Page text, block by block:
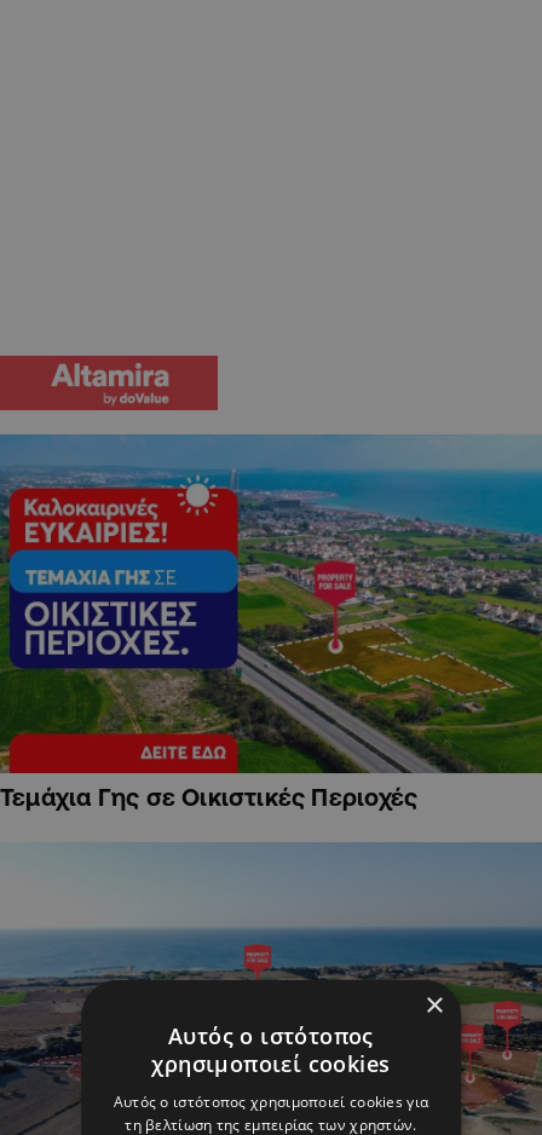
Τεμάχια Γης σε Οικιστικές Περιοχές
×
Αυτός ο ιστότοπος
χρησιμοποιεί cookies
Αυτός ο ιστότοπος χρησιμοποιεί cookies για
τη βελτίωση της εμπειρίας των χρηστών.